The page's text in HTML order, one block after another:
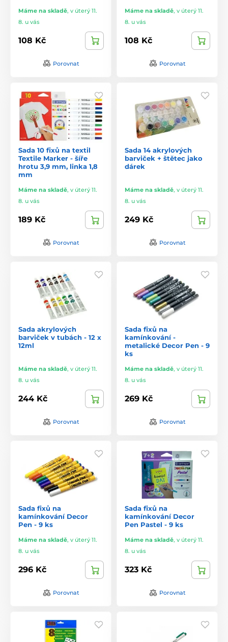
Máme na skladě, v úterý 11.
8. u vás
108 Kč
Porovnat
Máme na skladě, v úterý 11.
8. u vás
108 Kč
Porovnat
Sada 10 fixů na textil
Textile Marker - šíře
hrotu 3,9 mm, linka 1,8
mm
Máme na skladě, v úterý 11.
8. u vás
189 Kč
Porovnat
Sada 14 akrylových
barviček + štětec jako
dárek
Máme na skladě, v úterý 11.
8. u vás
249 Kč
Porovnat
Sada akrylových
barviček v tubách - 12 x
12ml
Máme na skladě, v úterý 11.
8. u vás
244 Kč
Porovnat
Sada fixů na
kamínkování -
metalické Decor Pen - 9
ks
Máme na skladě, v úterý 11.
8. u vás
269 Kč
Porovnat
Sada fixů na
kamínkování Decor
Pen - 9 ks
Máme na skladě, v úterý 11.
8. u vás
296 Kč
Porovnat
Sada fixů na
kamínkování Decor
Pen Pastel - 9 ks
Máme na skladě, v úterý 11.
8. u vás
323 Kč
Porovnat